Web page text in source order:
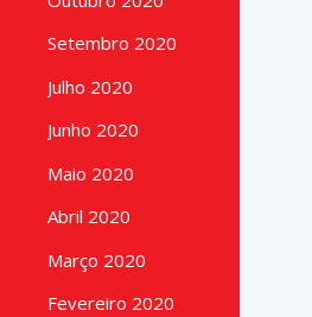
Setembro 2020
Julho 2020
Junho 2020
Maio 2020
Abril 2020
Março 2020
Fevereiro 2020